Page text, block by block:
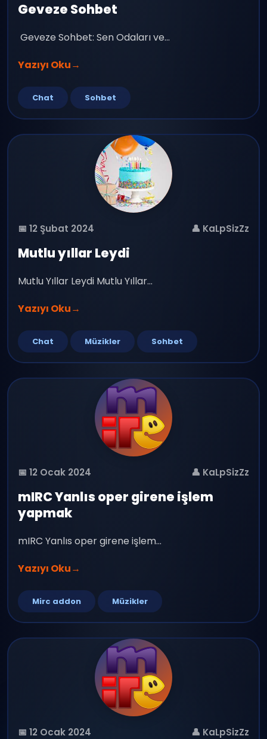
Geveze Sohbet
Geveze Sohbet: Sen Odaları ve...
Yazıyı Oku→
Chat Sohbet
📅 12 Şubat 2024 👤 KaLpSizZz
Mutlu yıllar Leydi
Mutlu Yıllar Leydi Mutlu Yıllar...
Yazıyı Oku→
Chat Müzikler Sohbet
📅 12 Ocak 2024 👤 KaLpSizZz
mIRC Yanlıs oper girene işlem
yapmak
mIRC Yanlıs oper girene işlem...
Yazıyı Oku→
Mirc addon Müzikler
📅 12 Ocak 2024 👤 KaLpSizZz